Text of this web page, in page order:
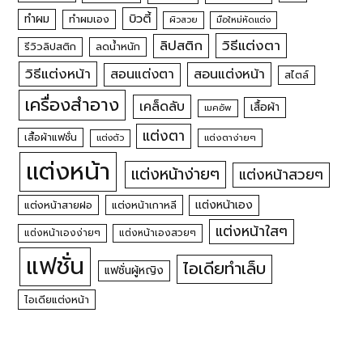
ทำผม ทำผมเอง บิวตี้ ผิวสวย มือใหม่หัดแต่ง
รีวิวลิปสติก ลดน้ำหนัก ลิปสติก
วิธีแต่งตา
วิธีแต่งหน้า
สอนแต่งตา สอนแต่งหน้า สไตล์
เครื่องสำอาง เคล็ดลับ เมคอัพ เสื้อผ้า
เสื้อผ้าแฟชั่น แต่งตัว แต่งตา แต่งตาง่ายๆ
แต่งหน้า แต่งหน้าง่ายๆ แต่งหน้าสวยๆ
แต่งหน้าสายฝอ แต่งหน้าเกาหลี แต่งหน้าเอง
แต่งหน้าเองง่ายๆ แต่งหน้าเองสวยๆ แต่งหน้าใสๆ
แฟชั่น แฟชั่นผู้หญิง ไอเดียทำเล็บ
ไอเดียแต่งหน้า